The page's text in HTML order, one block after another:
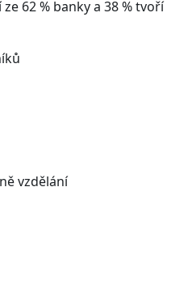
62 % banky a 38 % tvoří
vzdělání